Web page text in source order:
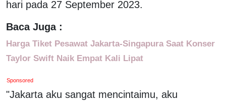
hari pada 27 September 2023.
Baca Juga :
Harga Tiket Pesawat Jakarta-Singapura Saat Konser
Taylor Swift Naik Empat Kali Lipat
Sponsored
"Jakarta aku sangat mencintaimu, aku